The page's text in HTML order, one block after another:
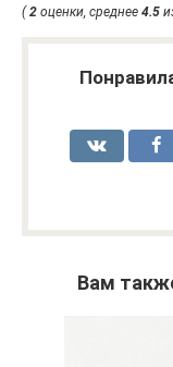
( 2 оценки, среднее 4.5
Вам